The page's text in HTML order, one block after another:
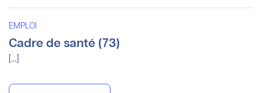
EMPLOI
Cadre de santé (73)
[…]